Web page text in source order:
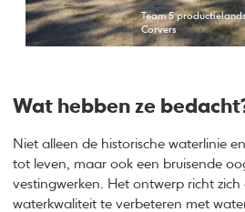
Team 5
Corvers
Wat hebben ze
Niet alleen de historische waterlinie
tot leven, maar ook een bruisende
vestingwerken. Het ontwerp richt
waterkwaliteit te verbeteren met